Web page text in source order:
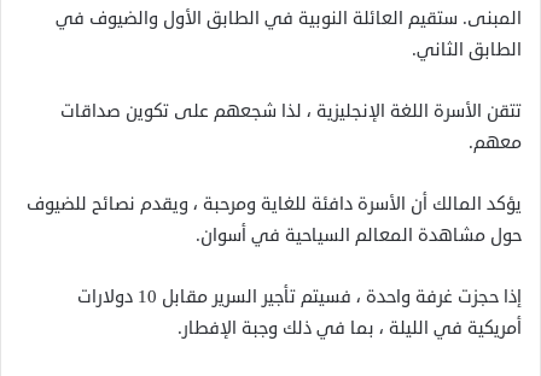
المبنى. ستقيم العائلة النوبية في الطابق الأول والضيوف في
الطابق الثاني.
تتقن الأسرة اللغة الإنجليزية ، لذا شجعهم على تكوين صداقات
معهم.
يؤكد المالك أن الأسرة دافئة للغاية ومرحبة ، ويقدم نصائح للضيوف
حول مشاهدة المعالم السياحية في أسوان.
إذا حجزت غرفة واحدة ، فسيتم تأجير السرير مقابل 10 دولارات
أمريكية في الليلة ، بما في ذلك وجبة الإفطار.